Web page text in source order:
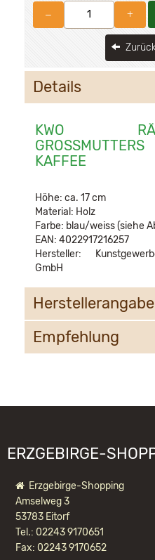
– +
Details
KWO
AFFEE
Höhe: ca. 17 cm
Material: Holz
Farbe: blau/weiss (siehe
EAN: 4022917216257
Hersteller:
GmbH
KWO Kunstgewerbe-
Empfehlung
ERZGEBIRGE-
Erzgebirge-Shopping
Amselweg 3
53783 Eitorf
Tel.: 02243 9170651
Fax: 02243 9170652